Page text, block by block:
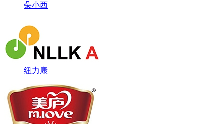
朵小西
纽力康